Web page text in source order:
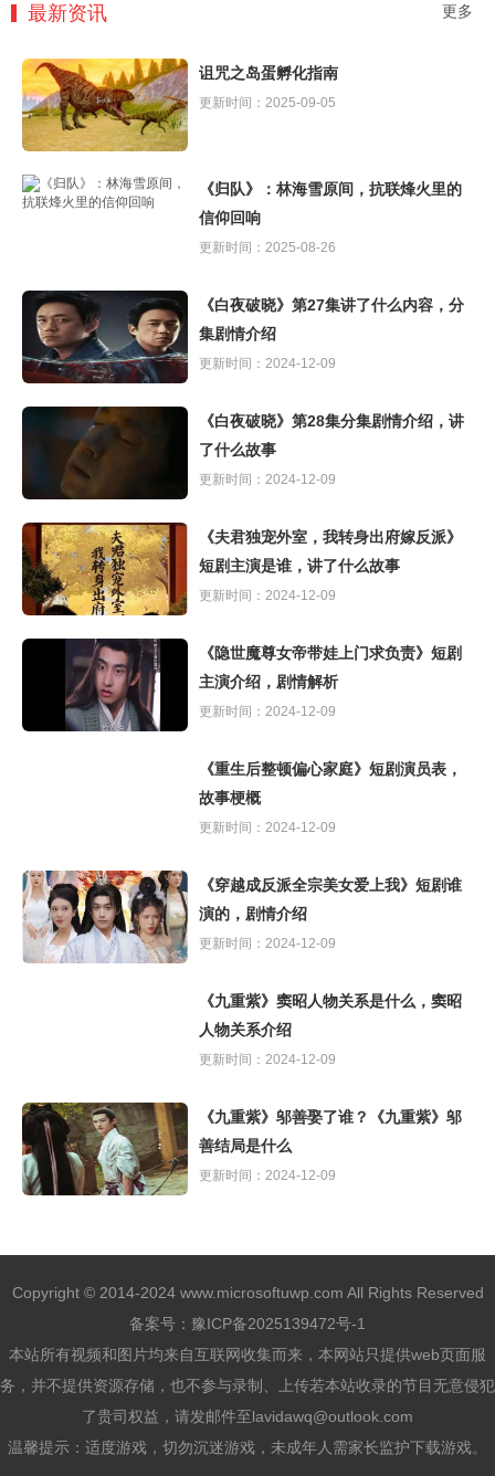
最新资讯 更多
诅咒之岛蛋孵化指南
更新时间：2025-09-05
《归队》：林海雪原间，抗联烽火里的
信仰回响
更新时间：2025-08-26
《白夜破晓》第27集讲了什么内容，分
集剧情介绍
更新时间：2024-12-09
《白夜破晓》第28集分集剧情介绍，讲
了什么故事
更新时间：2024-12-09
《夫君独宠外室，我转身出府嫁反派》
短剧主演是谁，讲了什么故事
更新时间：2024-12-09
《隐世魔尊女帝带娃上门求负责》短剧
主演介绍，剧情解析
更新时间：2024-12-09
《重生后整顿偏心家庭》短剧演员表，
故事梗概
更新时间：2024-12-09
《穿越成反派全宗美女爱上我》短剧谁
演的，剧情介绍
更新时间：2024-12-09
《九重紫》窦昭人物关系是什么，窦昭
人物关系介绍
更新时间：2024-12-09
《九重紫》邬善娶了谁？《九重紫》邬
善结局是什么
更新时间：2024-12-09
Copyright © 2014-2024 www.microsoftuwp.com All Rights Reserved
备案号： 豫ICP备2025139472号-1
本站所有视频和图片均来自互联网收集而来，本网站只提供web页面服
务，并不提供资源存储，也不参与录制、上传若本站收录的节目无意侵犯
了贵司权益，请发邮件至lavidawq@outlook.com
温馨提示：适度游戏，切勿沉迷游戏，未成年人需家长监护下载游戏。